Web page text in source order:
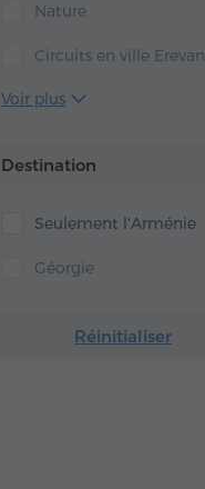
Nature
Circuits en ville Erevan
Voir plus
Destination
Seulement l'Arménie
Géorgie
Réinitialiser